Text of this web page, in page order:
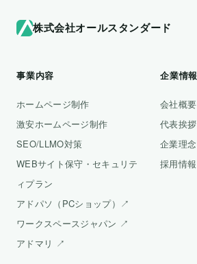
株式会社オールスタンダード
事業内容
ホームページ制作
激安ホームページ制作
SEO/LLMO対策
WEBサイト保守・セキュリテ
ィプラン
アドパソ（PCショップ）↗
ワークスペースジャパン ↗
アドマリ ↗
企業情報
会社概要
代表挨拶
企業理念
採用情報